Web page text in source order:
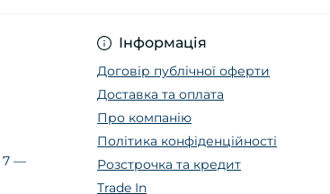
7 —
Інформація
Договір публічної оферти
Доставка та оплата
Про компанію
Політика конфіденційності
Розстрочка та кредит
Trade In